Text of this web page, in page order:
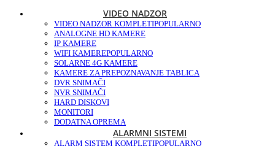
VIDEO NADZOR
VIDEO NADZOR KOMPLETIPOPULARNO
ANALOGNE HD KAMERE
IP KAMERE
WIFI KAMEREPOPULARNO
SOLARNE 4G KAMERE
KAMERE ZA PREPOZNAVANJE TABLICA
DVR SNIMAČI
NVR SNIMAČI
HARD DISKOVI
MONITORI
DODATNA OPREMA
ALARMNI SISTEMI
ALARM SISTEM KOMPLETIPOPULARNO